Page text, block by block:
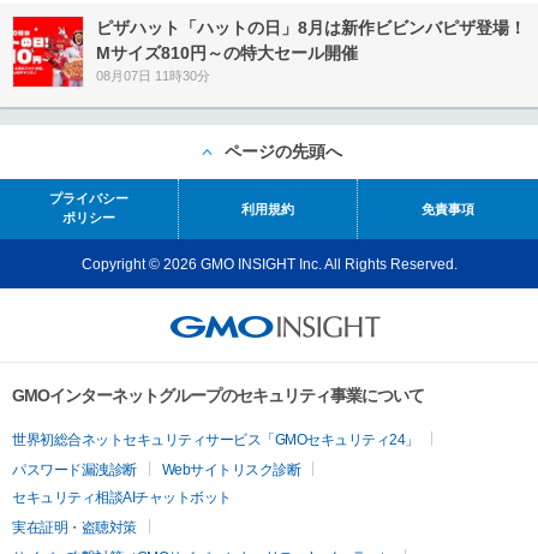
ピザハット「ハットの日」8月は新作ビビンバピザ登場！
Mサイズ810円～の特大セール開催
08月07日 11時30分
ページの先頭へ
プライバシー
ポリシー
利用規約 免責事項
Copyright © 2026 GMO INSIGHT Inc. All Rights Reserved.
GMOインターネットグループのセキュリティ事業について
世界初総合ネットセキュリティサービス「GMOセキュリティ24」
パスワード漏洩診断
Webサイトリスク診断
セキュリティ相談AIチャットボット
実在証明・盗聴対策